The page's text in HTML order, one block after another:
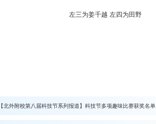
左三为姜千越 左四为田野
【​‍北外附校第八届科技节系列报道】科技节多项趣味比赛获奖名单